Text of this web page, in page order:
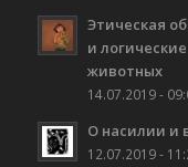
Этическая
и
животных
14.07.2019 -
О насилии и
12.07.2019 -